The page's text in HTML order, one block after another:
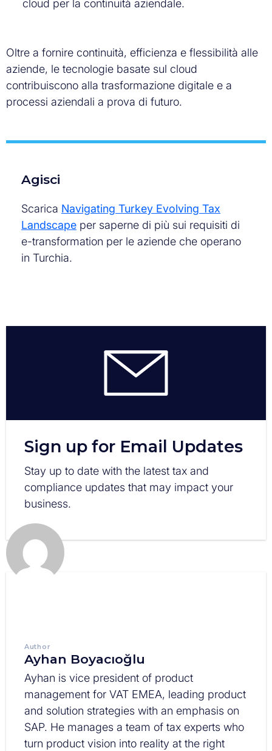
cloud per la continuità aziendale.
Oltre a fornire continuità, efficienza e flessibilità alle
aziende, le tecnologie basate sul cloud
contribuiscono alla trasformazione digitale e a
processi aziendali a prova di futuro.
Agisci
Scarica Navigating Turkey Evolving Tax
Landscape per saperne di più sui requisiti di
e-transformation per le aziende che operano
in Turchia.
Sign up for Email Updates
Stay up to date with the latest tax and
compliance updates that may impact your
business.
Author
Ayhan Boyacıoğlu
Ayhan is vice president of product
management for VAT EMEA, leading product
and solution strategies with an emphasis on
SAP. He manages a team of tax experts who
turn product vision into reality at the right